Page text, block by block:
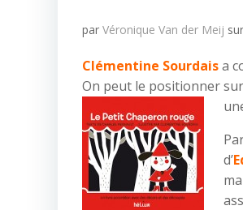
par Véronique Van der Meij sur
Clémentine Sourdaisa
On peut le positionner
d’